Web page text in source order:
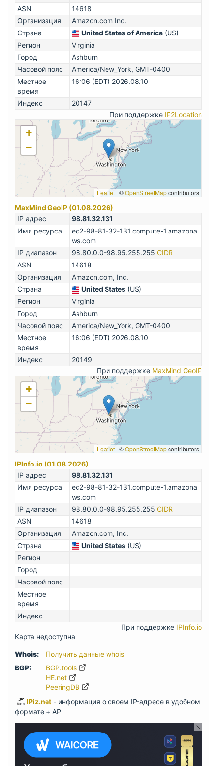
ASN
14618
Организация
Amazon.com Inc.
Страна
United States of America (US)
Регион
Virginia
Город
Ashburn
Часовой пояс
America/New_York, GMT-0400
Местное
время
16:06 (EDT) 2026.08.10
Индекс
20147
При поддержке IP2Location
+
−
Leaflet | ©OpenStreetMapcontributors
MaxMind GeoIP (01.08.2026)
IP адрес
98.81.32.131
Имя ресурса
ec2-98-81-32-131.compute-1.amazona
ws.com
IP диапазон
98.80.0.0-98.95.255.255 CIDR
ASN
14618
Организация
Amazon.com, Inc.
Страна
United States (US)
Регион
Virginia
Город
Ashburn
Часовой пояс
America/New_York, GMT-0400
Местное
время
16:06 (EDT) 2026.08.10
Индекс
20149
При поддержке MaxMind GeoIP
+
−
Leaflet | ©OpenStreetMapcontributors
IPInfo.io (01.08.2026)
IP адрес
98.81.32.131
Имя ресурса
ec2-98-81-32-131.compute-1.amazona
ws.com
IP диапазон
98.80.0.0-98.95.255.255 CIDR
ASN
14618
Организация
Amazon.com, Inc.
Страна
United States (US)
Регион
Город
Часовой пояс
Местное
время
Индекс
При поддержке IPInfo.io
Карта недоступна
Whois:
Получить данные whois
BGP:
BGP.tools
HE.net
PeeringDB
IPiz.net - информация о своем IP-адресе в удобном
формате + API